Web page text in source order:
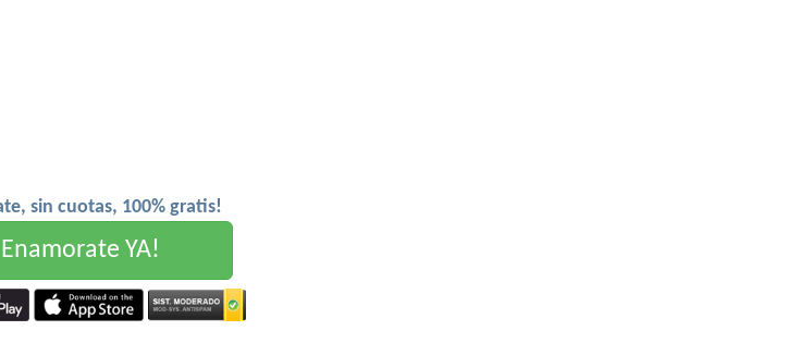
sin cuotas, 100% gratis!
Enamorate YA!